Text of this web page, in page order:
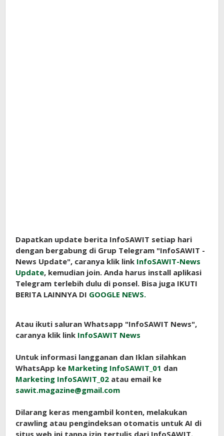
Dapatkan update berita InfoSAWIT setiap hari
dengan bergabung di Grup Telegram "InfoSAWIT -
News Update", caranya klik link InfoSAWIT-News
Update, kemudian join. Anda harus install aplikasi
Telegram terlebih dulu di ponsel. Bisa juga IKUTI
BERITA LAINNYA DI GOOGLE NEWS.
Atau ikuti saluran Whatsapp "InfoSAWIT News",
caranya klik link InfoSAWIT News
Untuk informasi langganan dan Iklan silahkan
WhatsApp ke Marketing InfoSAWIT_01 dan
Marketing InfoSAWIT_02 atau email ke
sawit.magazine@gmail.com
Dilarang keras mengambil konten, melakukan
crawling atau pengindeksan otomatis untuk AI di